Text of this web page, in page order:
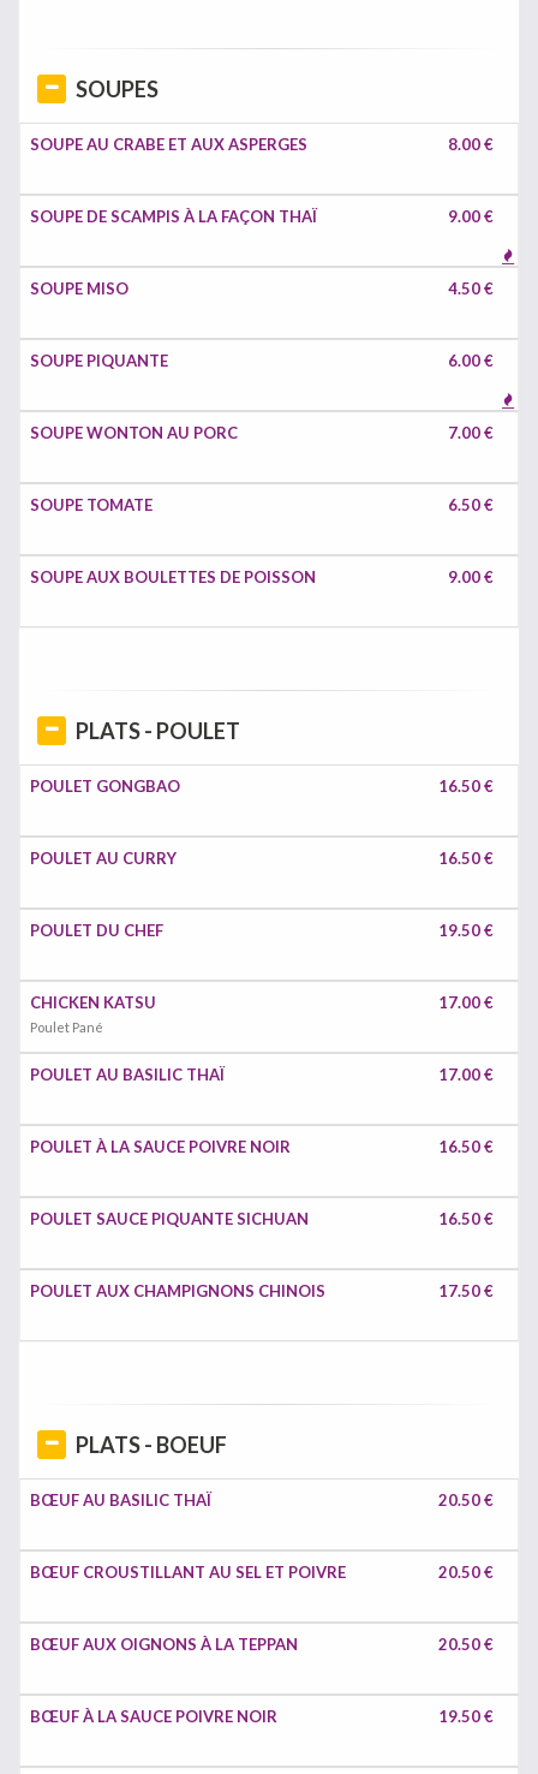
SOUPES
SOUPE AU CRABE ET AUX ASPERGES 8.00 €
SOUPE DE SCAMPIS À LA FAÇON THAÏ 9.00 €
SOUPE MISO 4.50 €
SOUPE PIQUANTE 6.00 €
SOUPE WONTON AU PORC 7.00 €
SOUPE TOMATE 6.50 €
SOUPE AUX BOULETTES DE POISSON 9.00 €
PLATS - POULET
POULET GONGBAO 16.50 €
POULET AU CURRY 16.50 €
POULET DU CHEF 19.50 €
CHICKEN KATSU
Poulet Pané
17.00 €
POULET AU BASILIC THAÏ 17.00 €
POULET À LA SAUCE POIVRE NOIR 16.50 €
POULET SAUCE PIQUANTE SICHUAN 16.50 €
POULET AUX CHAMPIGNONS CHINOIS 17.50 €
PLATS - BOEUF
BŒUF AU BASILIC THAÏ 20.50 €
BŒUF CROUSTILLANT AU SEL ET POIVRE 20.50 €
BŒUF AUX OIGNONS À LA TEPPAN 20.50 €
BŒUF À LA SAUCE POIVRE NOIR 19.50 €